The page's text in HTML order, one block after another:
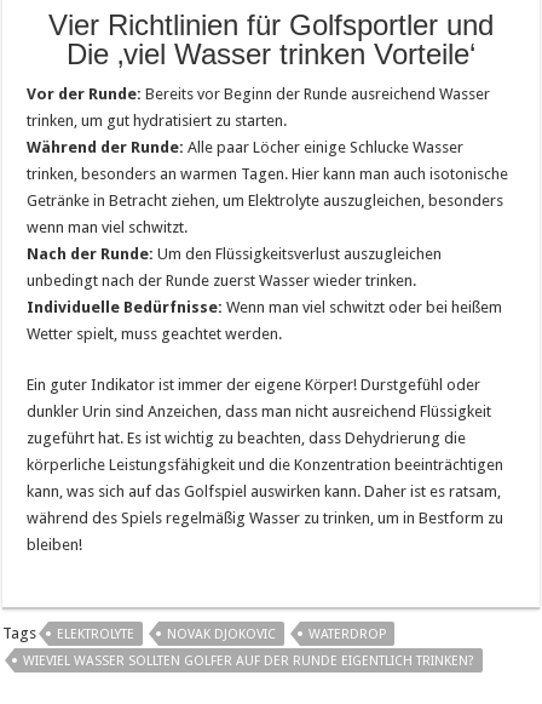
Vier Richtlinien für Golfsportler und
Die ‚viel Wasser trinken Vorteile‘
Vor der Runde: Bereits vor Beginn der Runde ausreichend Wasser
trinken, um gut hydratisiert zu starten.
Während der Runde: Alle paar Löcher einige Schlucke Wasser
trinken, besonders an warmen Tagen. Hier kann man auch isotonische
Getränke in Betracht ziehen, um Elektrolyte auszugleichen, besonders
wenn man viel schwitzt.
Nach der Runde: Um den Flüssigkeitsverlust auszugleichen
unbedingt nach der Runde zuerst Wasser wieder trinken.
Individuelle Bedürfnisse: Wenn man viel schwitzt oder bei heißem
Wetter spielt, muss geachtet werden.
Ein guter Indikator ist immer der eigene Körper! Durstgefühl oder
dunkler Urin sind Anzeichen, dass man nicht ausreichend Flüssigkeit
zugeführt hat. Es ist wichtig zu beachten, dass Dehydrierung die
körperliche Leistungsfähigkeit und die Konzentration beeinträchtigen
kann, was sich auf das Golfspiel auswirken kann. Daher ist es ratsam,
während des Spiels regelmäßig Wasser zu trinken, um in Bestform zu
bleiben!
Tags ELEKTROLYTE NOVAK DJOKOVIC
WATERDROP
WIEVIEL WASSER SOLLTEN GOLFER AUF DER RUNDE EIGENTLICH TRINKEN?